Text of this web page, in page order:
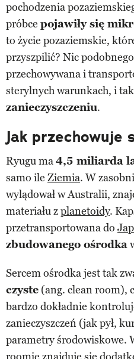
pochodzenia
próbce pojawiły się
to życie pozaziemskie,
przyszpilić? Nic
przechowywana i
sterylnych warunkach, i tak
zanieczyszczeniu.
Jak przechowuje
Ryugu ma4,5 miliarda
samo ile Ziemia. W
wylądował w Australii,
materiału zplanetoidy.
przetransportowana do
zbudowanego ośrodka
Sercem ośrodka jest tak
czyste (ang. clean room),
bardzo dokładnie
zanieczyszczeń (jak pył,
parametry środowiskowe.